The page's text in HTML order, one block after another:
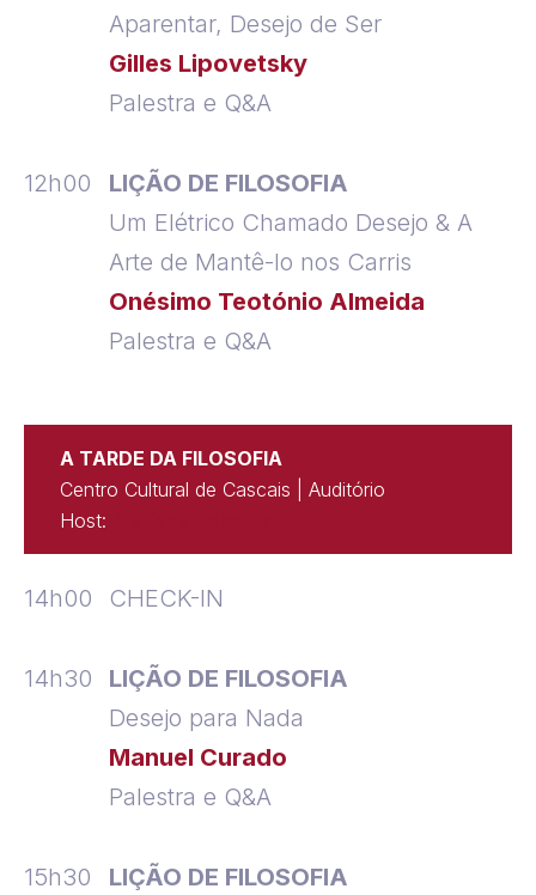
Aparentar, Desejo de Ser
Gilles Lipovetsky
Palestra e Q&A
12h00
LIÇÃO DE FILOSOFIA
Um Elétrico Chamado Desejo & A
Arte de Mantê-lo nos Carris
Onésimo Teotónio Almeida
Palestra e Q&A
A TARDE DA FILOSOFIA
Centro Cultural de Cascais | Auditório
Host:
14h00 CHECK-IN
14h30
LIÇÃO DE FILOSOFIA
Desejo para Nada
Manuel Curado
Palestra e Q&A
15h30
LIÇÃO DE FILOSOFIA